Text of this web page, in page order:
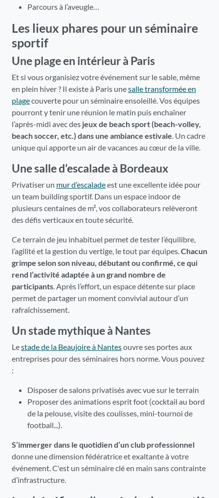
Parcours à l’aveugle…
Les lieux phares pour un séminaire
sportif
Une plage en intérieur à Paris
Et si vous organisiez votre événement sur le sable, même
en plein hiver ? Il existe à Paris unesalle transformée en
plagecouverte pour un séminaire ensoleillé. Vos équipes
pourront y tenir une réunion le matin puis enchaîner
l’après-midi avec des jeux de beach sport (beach-volley,
beach soccer, etc.) dans une ambiance estivale. Un cadre
unique qui apporte un air de vacances au cœur de la ville.
Une salle d’escalade à Bordeaux
Privatiser un mur d’escaladeest une excellente idée pour
un team building sportif. Dans un espace indoor de
plusieurs centaines de m², vos collaborateurs relèveront
des défis verticaux en toute sécurité.
Ce terrain de jeu inhabituel permet de tester l’équilibre,
l’agilité et la gestion du vertige, le tout par équipes.Chacun
grimpe selon son niveau, débutant ou confirmé, ce qui
rend l’activité adaptée à un grand nombre de
participants. Après l’effort, un espace détente sur place
permet de partager un moment convivial autour d’un
rafraîchissement.
Un stade mythique à Nantes
Lestade de la Beaujoire à Nantesouvre ses portes aux
entreprises pour des séminaires hors norme. Vous pouvez
:
Disposer de salons privatisés avec vue sur le terrain
Proposer des animations esprit foot (cocktail au bord
de la pelouse, visite des coulisses, mini-tournoi de
football...).
S’immerger dans le quotidien d’un club professionnel
donne une dimension fédératrice et exaltante à votre
événement. C'est un séminaire clé en main sans contrainte
d’infrastructure.